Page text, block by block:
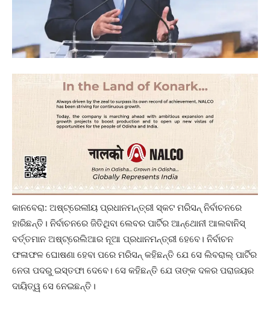
କାନବେରା: ଅଷ୍ଟ୍ରେଲୀୟ ପ୍ରଧାନମନ୍ତ୍ରୀ ସ୍କଟ ମରିସନ୍ ନିର୍ବାଚନରେ ​​
ହାରିଛନ୍ତି। ନିର୍ବାଚନରେ ​​ଜିତିଥିବା ଲେବର ପାର୍ଟିର ଆନ୍ଥୋନୀ ଆଲବାନିସ୍
ବର୍ତ୍ତମାନ ଅଷ୍ଟ୍ରେଲିଆର ନୂଆ ପ୍ରଧାନମନ୍ତ୍ରୀ ହେବେ। ନିର୍ବାଚନ
ଫଳାଫଳ ଘୋଷଣା ହେବା ପରେ ମରିସନ୍ କହିଛନ୍ତି ଯେ ସେ ଲିବରାଲ୍ ପାର୍ଟିର
ନେତା ପଦରୁ ଇସ୍ତଫା ଦେବେ। ସେ କହିଛନ୍ତି ଯେ ତାଙ୍କ ଦଳର ପରାଜୟର
ଦାୟିତ୍ୱ ସେ ନେଇଛନ୍ତି।